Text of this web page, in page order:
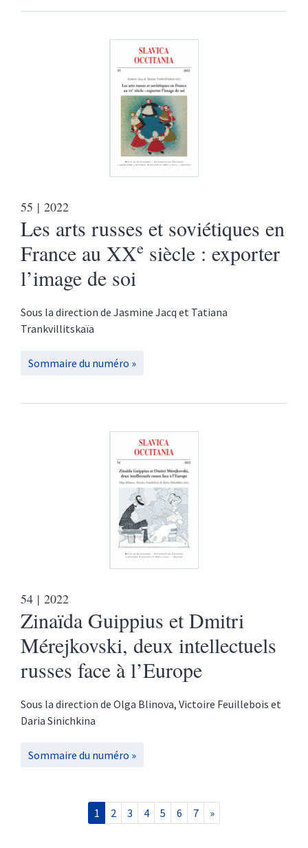
55 | 2022
Les arts russes et soviétiques en
France au XXe siècle : exporter
l’image de soi
Sous la direction de Jasmine Jacq et Tatiana
Trankvillitskaïa
Sommaire du numéro
54 | 2022
Zinaïda Guippius et Dmitri
Mérejkovski, deux intellectuels
russes face à l’Europe
Sous la direction de Olga Blinova, Victoire Feuillebois et
Daria Sinichkina
Sommaire du numéro
1 2 3 4 5 6 7 »